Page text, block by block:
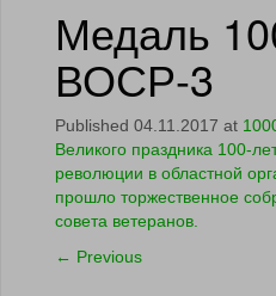
Медаль
ВОСР-3
Published 04.11.2017 at
Великого праздника 100-
революции в областной
прошло торжественное
совета ветеранов.
← Previous